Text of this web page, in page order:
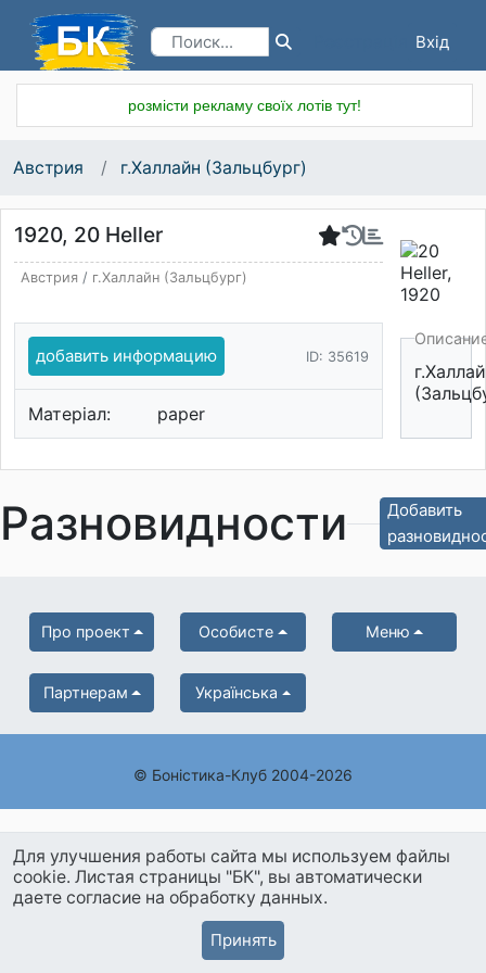
Вхід
розмісти рекламу своїх лотів тут!
Австрия г.Халлайн (Зальцбург)
1920, 20 Heller
Австрия/ г.Халлайн (Зальцбург)
добавить информацию ID: 35619
Матеріал: paper
Разновидности
Добавить
Про проект Особисте Меню
Партнерам Українська
© Боністика-Клуб 2004-2026
Для улучшения работы сайта мы используем файлы
cookie. Листая страницы "БК", вы автоматически
даете согласие на обработку данных.
Принять